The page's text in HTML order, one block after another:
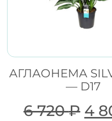
АГЛАОНЕМА
— D17
6 720₽ 4